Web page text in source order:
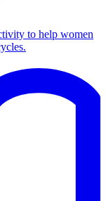
to help women